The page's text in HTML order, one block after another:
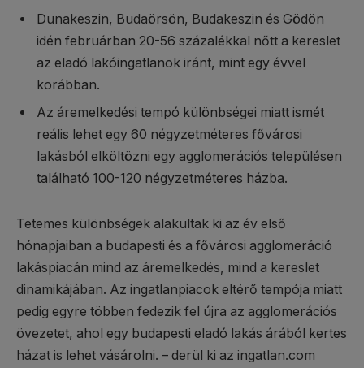
Dunakeszin, Budaörsön, Budakeszin és Gödön
idén februárban 20-56 százalékkal nőtt a kereslet
az eladó lakóingatlanok iránt, mint egy évvel
korábban.
Az áremelkedési tempó különbségei miatt ismét
reális lehet egy 60 négyzetméteres fővárosi
lakásból elköltözni egy agglomerációs településen
található 100-120 négyzetméteres házba.
Tetemes különbségek alakultak ki az év első
hónapjaiban a budapesti és a fővárosi agglomeráció
lakáspiacán mind az áremelkedés, mind a kereslet
dinamikájában. Az ingatlanpiacok eltérő tempója miatt
pedig egyre többen fedezik fel újra az agglomerációs
övezetet, ahol egy budapesti eladó lakás árából kertes
házat is lehet vásárolni. – derül ki az ingatlan.com